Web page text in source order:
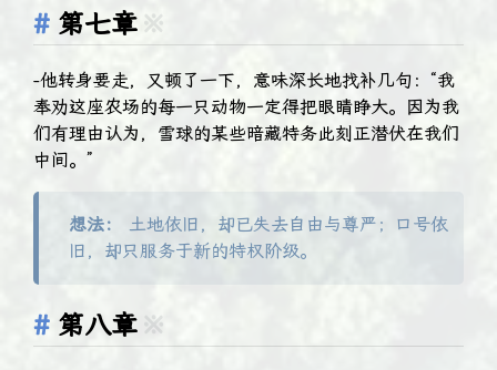
第七章 ※
-他转身要走，又顿了一下，意味深长地找补几句：“我
奉劝这座农场的每一只动物一定得把眼睛睁大。因为我
们有理由认为，雪球的某些暗藏特务此刻正潜伏在我们
中间。”
想法：
土地依旧，却已失去自由与尊严；口号依
旧，却只服务于新的特权阶级。
第八章 ※